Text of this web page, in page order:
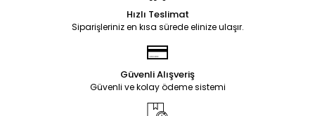
Hızlı Teslimat
Siparişleriniz en kısa sürede elinize ulaşır.
Güvenli Alışveriş
Güvenli ve kolay ödeme sistemi